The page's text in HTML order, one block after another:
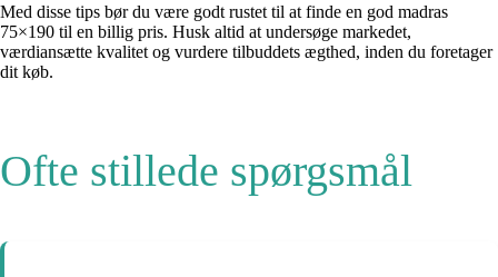
Med disse tips bør du være godt rustet til at finde en god madras
75×190 til en billig pris. Husk altid at undersøge markedet,
værdiansætte kvalitet og vurdere tilbuddets ægthed, inden du foretager
dit køb.
Ofte stillede spørgsmål